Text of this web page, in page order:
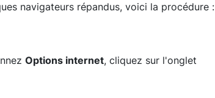
navigateurs répandus, voici la procédure :
Options internet, cliquez sur l'onglet